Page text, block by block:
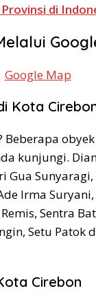
di
Google Map
Kota
Beberapa
kunjungi.
Gua Sunyaragi,
Irma
Sentra
Setu Patok
Cirebon